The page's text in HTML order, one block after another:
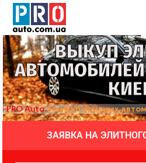
ВЫКУП
PRO Auto➤выкуп элитных
ЗАЯВКА НА